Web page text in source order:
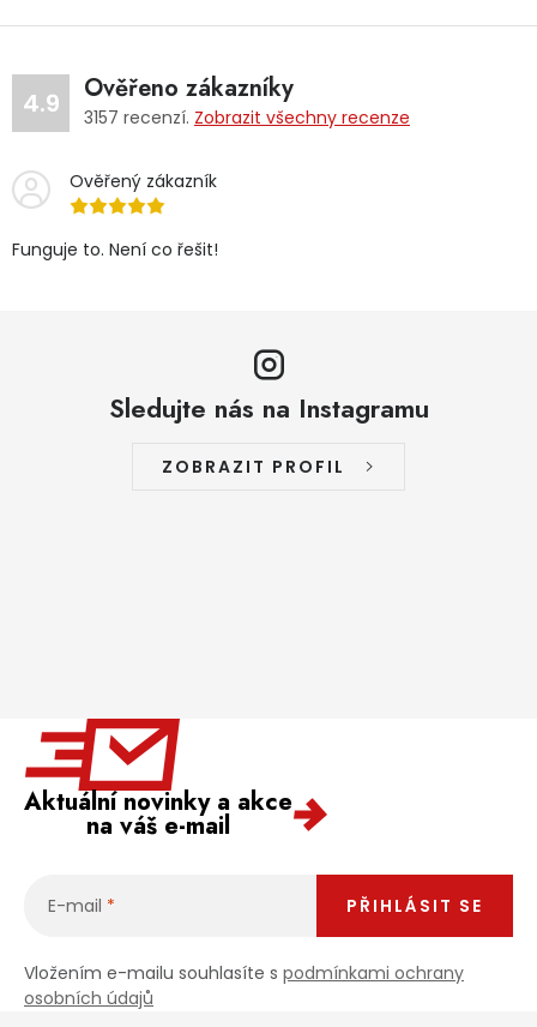
4.9 Ověřeno zákazníky
3157 recenzí. Zobrazit všechny recenze
Ověřený zákazník
Funguje to. Není co řešit!
Sledujte nás na Instagramu
ZOBRAZIT PROFIL
Aktuální novinky a akce
na váš e-mail
E-mail
Vložením e-mailu souhlasíte s podmínkami ochrany
osobních údajů
PŘIHLÁSIT SE